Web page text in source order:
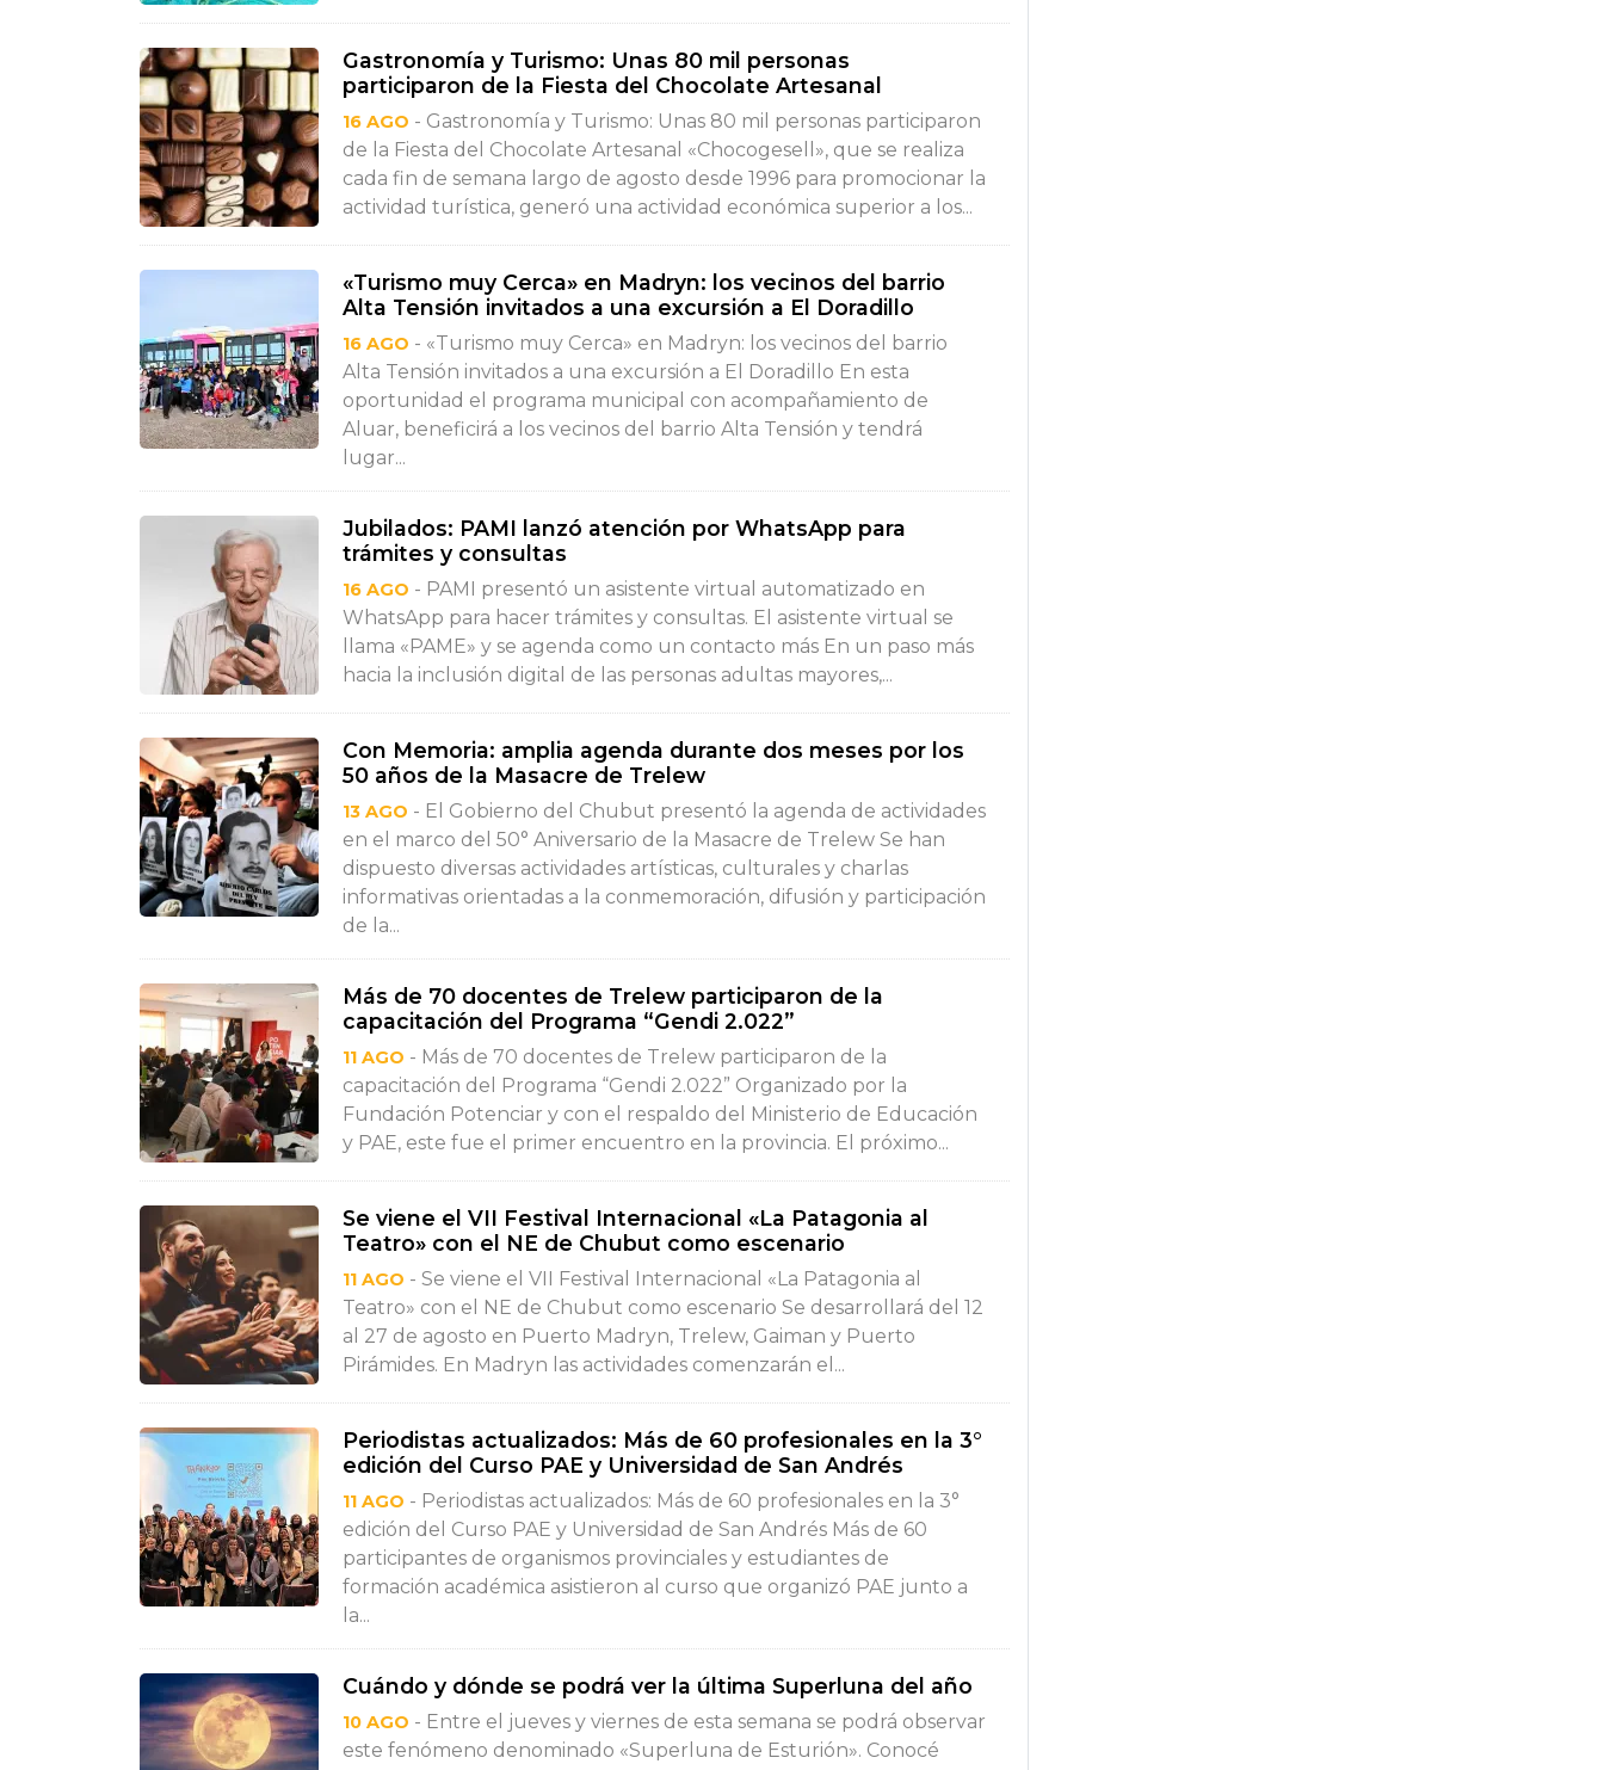
Gastronomía y Turismo: Unas 80 mil personas
participaron de la Fiesta del Chocolate Artesanal
16 AGO - Gastronomía y Turismo: Unas 80 mil personas participaron
de la Fiesta del Chocolate Artesanal «Chocogesell», que se realiza
cada fin de semana largo de agosto desde 1996 para promocionar la
actividad turística, generó una actividad económica superior a los...
«Turismo muy Cerca» en Madryn: los vecinos del barrio
Alta Tensión invitados a una excursión a El Doradillo
16 AGO - «Turismo muy Cerca» en Madryn: los vecinos del barrio
Alta Tensión invitados a una excursión a El Doradillo En esta
oportunidad el programa municipal con acompañamiento de
Aluar, beneficirá a los vecinos del barrio Alta Tensión y tendrá
lugar...
Jubilados: PAMI lanzó atención por WhatsApp para
trámites y consultas
16 AGO - PAMI presentó un asistente virtual automatizado en
WhatsApp para hacer trámites y consultas. El asistente virtual se
llama «PAME» y se agenda como un contacto más En un paso más
hacia la inclusión digital de las personas adultas mayores,...
Con Memoria: amplia agenda durante dos meses por los
50 años de la Masacre de Trelew
13 AGO - El Gobierno del Chubut presentó la agenda de actividades
en el marco del 50° Aniversario de la Masacre de Trelew Se han
dispuesto diversas actividades artísticas, culturales y charlas
informativas orientadas a la conmemoración, difusión y participación
de la...
Más de 70 docentes de Trelew participaron de la
capacitación del Programa “Gendi 2.022”
11 AGO - Más de 70 docentes de Trelew participaron de la
capacitación del Programa “Gendi 2.022” Organizado por la
Fundación Potenciar y con el respaldo del Ministerio de Educación
y PAE, este fue el primer encuentro en la provincia. El próximo...
Se viene el VII Festival Internacional «La Patagonia al
Teatro» con el NE de Chubut como escenario
11 AGO - Se viene el VII Festival Internacional «La Patagonia al
Teatro» con el NE de Chubut como escenario Se desarrollará del 12
al 27 de agosto en Puerto Madryn, Trelew, Gaiman y Puerto
Pirámides. En Madryn las actividades comenzarán el...
Periodistas actualizados: Más de 60 profesionales en la 3°
edición del Curso PAE y Universidad de San Andrés
11 AGO - Periodistas actualizados: Más de 60 profesionales en la 3°
edición del Curso PAE y Universidad de San Andrés Más de 60
participantes de organismos provinciales y estudiantes de
formación académica asistieron al curso que organizó PAE junto a
la...
Cuándo y dónde se podrá ver la última Superluna del año
10 AGO - Entre el jueves y viernes de esta semana se podrá observar
este fenómeno denominado «Superluna de Esturión». Conocé